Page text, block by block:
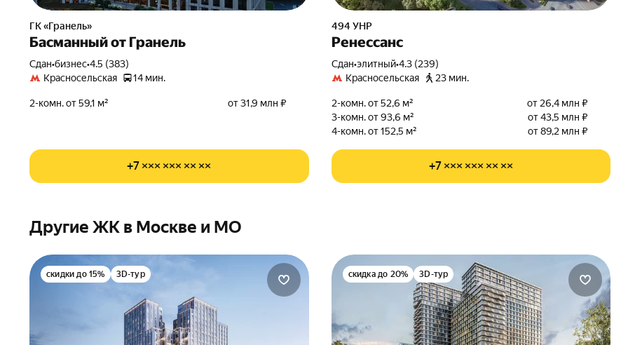
ГК «Гранель»
Басманный от Гранель
Сдан•бизнес•4.5 (383)
Красносельская
14 мин.
2-комн. от 59,1 м² от 31,9 млн ₽
+7 ××× ××× ×× ××
494 УНР
Ренессанс
Сдан•элитный•4.3 (239)
Красносельская
23 мин.
2-комн. от 52,6 м²
от 26,4 млн ₽
3-комн. от 93,6 м²
от 43,5 млн ₽
4-комн. от 152,5 м²
от 89,2 млн ₽
+7 ××× ××× ×× ××
Другие ЖК в Москве и МО
скидки до 15% 3D-тур скидка до 20% 3D-тур